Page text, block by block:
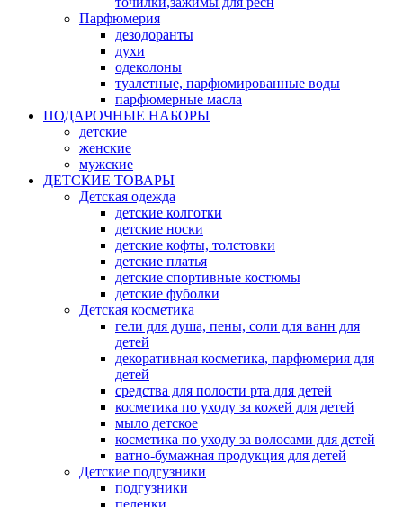
Парфюмерия
дезодоранты
духи
одеколоны
туалетные, парфюмированные воды
парфюмерные масла
ПОДАРОЧНЫЕ НАБОРЫ
детские
женские
мужские
ДЕТСКИЕ ТОВАРЫ
Детская одежда
детские колготки
детские носки
детские кофты, толстовки
детские платья
детские спортивные костюмы
детские фуболки
Детская косметика
гели для душа, пены, соли для ванн для
детей
декоративная косметика, парфюмерия для
детей
средства для полости рта для детей
косметика по уходу за кожей для детей
мыло детское
косметика по уходу за волосами для детей
ватно-бумажная продукция для детей
Детские подгузники
подгузники
пеленки